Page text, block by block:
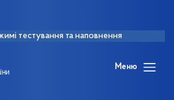
тестування та наповнення
Меню